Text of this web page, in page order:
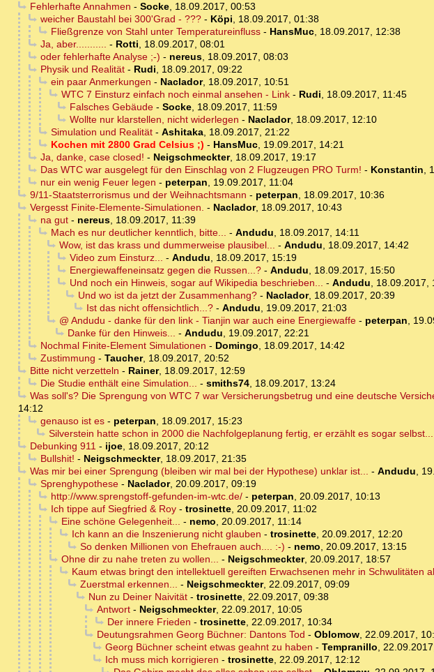
Fehlerhafte Annahmen - Socke, 18.09.2017, 00:53
weicher Baustahl bei 300'Grad - ???- Köpi, 18.09.2017, 01:38
Fließgrenze von Stahl unter Temperatureinfluss- HansMuc, 18.09.2017, 12:38
Ja, aber........... - Rotti, 18.09.2017, 08:01
oder fehlerhafte Analyse ;-) - nereus, 18.09.2017, 08:03
Physik und Realität- Rudi, 18.09.2017, 09:22
ein paar Anmerkungen - Naclador, 18.09.2017, 10:51
WTC 7 Einsturz einfach noch einmal ansehen - Link- Rudi, 18.09.2017, 11:45
Falsches Gebäude- Socke, 18.09.2017, 11:59
Wollte nur klarstellen, nicht widerlegen - Naclador, 18.09.2017, 12:10
Simulation und Realität- Ashitaka, 18.09.2017, 21:22
Kochen mit 2800 Grad Celsius ;) - HansMuc, 19.09.2017, 14:21
Ja, danke, case closed! - Neigschmeckter, 18.09.2017, 19:17
Das WTC war ausgelegt für den Einschlag von 2 Flugzeugen PRO Turm! - Konstantin,
nur ein wenig Feuer legen - peterpan, 19.09.2017, 11:04
9/11-Staatsterrorismus und der Weihnachtsmann - peterpan, 18.09.2017, 10:36
Vergesst Finite-Elemente-Simulationen. - Naclador, 18.09.2017, 10:43
na gut- nereus, 18.09.2017, 11:39
Mach es nur deutlicher kenntlich, bitte... - Andudu, 18.09.2017, 14:11
Wow, ist das krass und dummerweise plausibel... - Andudu, 18.09.2017, 14:42
Video zum Einsturz... - Andudu, 18.09.2017, 15:19
Energiewaffeneinsatz gegen die Russen...?- Andudu, 18.09.2017, 15:50
Und noch ein Hinweis, sogar auf Wikipedia beschrieben... - Andudu, 18.09.2017,
Und wo ist da jetzt der Zusammenhang?- Naclador, 18.09.2017, 20:39
Ist das nicht offensichtlich...?- Andudu, 19.09.2017, 21:03
@ Andudu - danke für den link - Tianjin war auch eine Energiewaffe- peterpan,
Danke für den Hinweis... - Andudu, 19.09.2017, 22:21
Nochmal Finite-Element Simulationen - Domingo, 18.09.2017, 14:42
Zustimmung - Taucher, 18.09.2017, 20:52
Bitte nicht verzetteln - Rainer, 18.09.2017, 12:59
Die Studie enthält eine Simulation... - smiths74, 18.09.2017, 13:24
Was soll's? Die Sprengung von WTC 7 war Versicherungsbetrug und eine deutsche
14:12
genauso ist es- peterpan, 18.09.2017, 15:23
Silverstein hatte schon in 2000 die Nachfolgeplanung fertig, er erzählt es sogar selbst...
Debunking 911- ijoe, 18.09.2017, 20:12
Bullshit! - Neigschmeckter, 18.09.2017, 21:35
Was mir bei einer Sprengung (bleiben wir mal bei der Hypothese) unklar ist... - Andudu,
Sprenghypothese- Naclador, 20.09.2017, 09:19
http://www.sprengstoff-gefunden-im-wtc.de/- peterpan, 20.09.2017, 10:13
Ich tippe auf Siegfried & Roy- trosinette, 20.09.2017, 11:02
Eine schöne Gelegenheit... - nemo, 20.09.2017, 11:14
Ich kann an die Inszenierung nicht glauben - trosinette, 20.09.2017, 12:20
So denken Millionen von Ehefrauen auch.... :-) - nemo, 20.09.2017, 13:15
Ohne dir zu nahe treten zu wollen... - Neigschmeckter, 20.09.2017, 18:57
Kaum etwas bringt den intellektuell gereiften Erwachsenen mehr in Schwulitäten
Zuerstmal erkennen... - Neigschmeckter, 22.09.2017, 09:09
Nun zu Deiner Naivität- trosinette, 22.09.2017, 09:38
Antwort- Neigschmeckter, 22.09.2017, 10:05
Der innere Frieden - trosinette, 22.09.2017, 10:34
Deutungsrahmen Georg Büchner: Dantons Tod - Oblomow, 22.09.2017,
Georg Büchner scheint etwas geahnt zu haben - Tempranillo,
Ich muss mich korrigieren - trosinette, 22.09.2017, 12:12